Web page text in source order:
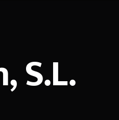
S.L.